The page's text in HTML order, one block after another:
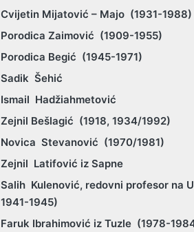
Cvijetin Mijatović – Majo (1931-1988)
Porodica Zaimović (1909-1955)
Porodica Begić (1945-1971)
Sadik Šehić
Ismail Hadžiahmetović
Zejnil Bešlagić (1918, 1934/1992)
Novica Stevanović (1970/1981)
Zejnil Latifović iz Sapne
Salih Kulenović, redovni profesor na
1941-1945)
Faruk Ibrahimović iz Tuzle (1978-